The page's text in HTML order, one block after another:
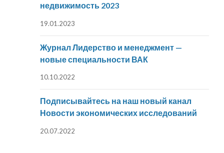
недвижимость 2023
19.01.2023
Журнал Лидерство и менеджмент —
новые специальности ВАК
10.10.2022
Подписывайтесь на наш новый канал
Новости экономических исследований
20.07.2022